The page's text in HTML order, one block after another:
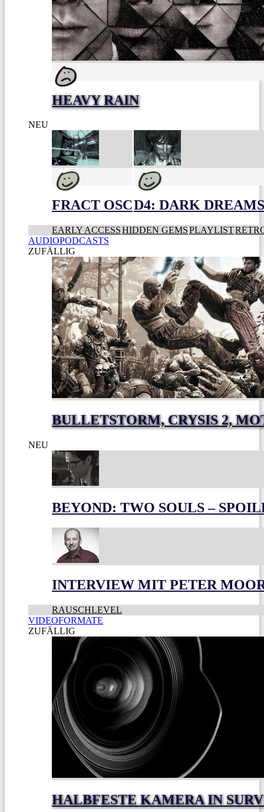
HEAVY RAIN
NEU
FRACT OSCD4: DARK
EARLY ACCESSHIDDEN GEMSPLAYLIST
AUDIOPODCASTS
ZUFÄLLIG
BULLETSTORM, CRYSIS 2,
NEU
BEYOND: TWO SOULS –
INTERVIEW MIT PETER
RAUSCHLEVEL
VIDEOFORMATE
ZUFÄLLIG
HALBFESTE KAMERA IN